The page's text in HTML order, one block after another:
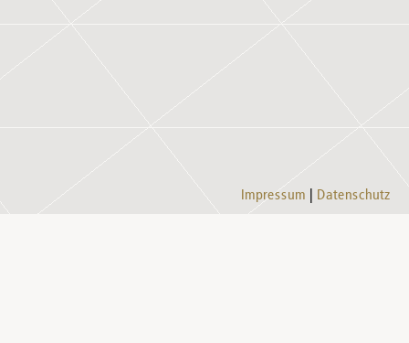
Impressum Datenschutz